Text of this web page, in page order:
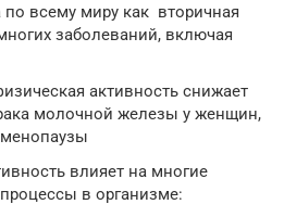
всему миру как вторичная
заболеваний, включая
активность снижает
молочной железы у женщин,
влияет на многие
в организме: